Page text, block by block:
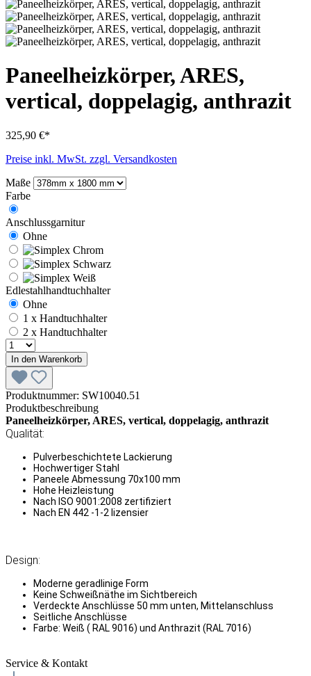
Paneelheizkörper, ARES,
vertical, doppelagig, anthrazit
325,90 €*
Preise inkl. MwSt. zzgl. Versandkosten
Maße
Farbe
Anschlussgarnitur
Ohne
Edlestahlhandtuchhalter
Ohne
1 x Handtuchhalter
2 x Handtuchhalter
In den Warenkorb
Produktnummer: SW10040.51
Produktbeschreibung
Paneelheizkörper, ARES, vertical, doppelagig, anthrazit
Qualität:
Pulverbeschichtete Lackierung
Hochwertiger Stahl
Paneele Abmessung 70x100 mm
Hohe Heizleistung
Nach ISO 9001:2008 zertifiziert
Nach EN 442 -1-2 lizensier
Design:
Moderne geradlinige Form
Keine Schweißnäthe im Sichtbereich
Verdeckte Anschlüsse 50 mm unten, Mittelanschluss
Seitliche Anschlüsse
Farbe: Weiß ( RAL 9016) und Anthrazit (RAL 7016)
Service & Kontakt